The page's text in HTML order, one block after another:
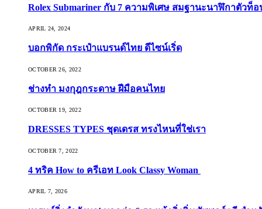
Rolex Submariner กับ 7 ความพิเศษ สมฐานะนาฬิกาตัวท็
APRIL 24, 2024
บอกพิกัด กระเป๋าแบรนด์ไทย ดีไซน์เริ่ด
OCTOBER 26, 2022
ช่างทำ มงกุฎกระดาษ ฝีมือคนไทย
OCTOBER 19, 2022
DRESSES TYPES ชุดเดรส ทรงไหนที่ใช่เรา
OCTOBER 7, 2022
4 ทริค How to ครีเอท Look Classy Woman
APRIL 7, 2026